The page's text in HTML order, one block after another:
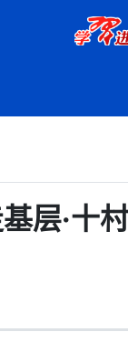
层·十